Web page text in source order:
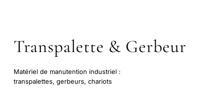
Transpalette & Gerbeur
Matériel de manutention industriel :
transpalettes, gerbeurs, chariots